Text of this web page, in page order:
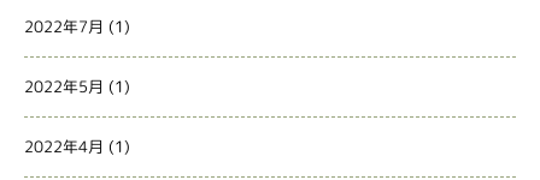
2022年7月 (1)
2022年5月 (1)
2022年4月 (1)